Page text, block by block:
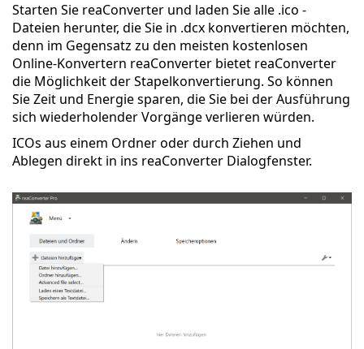
Starten Sie reaConverter und laden Sie alle .ico -
Dateien herunter, die Sie in .dcx konvertieren möchten,
denn im Gegensatz zu den meisten kostenlosen
Online-Konvertern reaConverter bietet reaConverter
die Möglichkeit der Stapelkonvertierung. So können
Sie Zeit und Energie sparen, die Sie bei der Ausführung
sich wiederholender Vorgänge verlieren würden.
ICOs aus einem Ordner oder durch Ziehen und
Ablegen direkt in ins reaConverter Dialogfenster.